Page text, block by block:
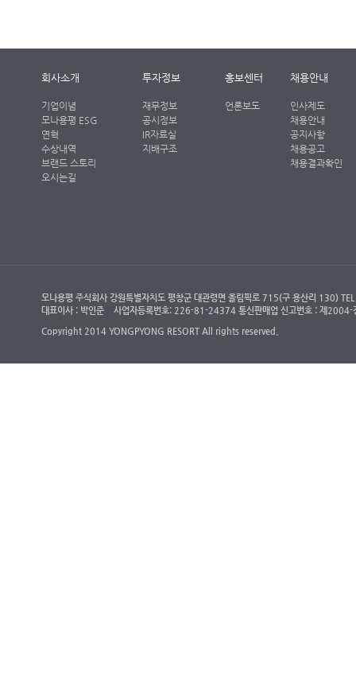
회사소개
기업이념
모나용평 ESG
연혁
수상내역
브랜드 스토리
오시는길
투자정보
재무정보
공시정보
IR자료실
지배구조
홍보센터
언론보도
채용안내
인사제도
채용안내
공지사항
채용공고
채용결과확인
모나용평 주식회사 강원특별자치도 평창군 대관령면 올림픽로 715(구 용산리
대표이사 : 박인준
사업자등록번호: 226-81-24374 통신판매업 신고번호 : 제2004-
Copyright 2014 YONGPYONG RESORT All rights reserved.